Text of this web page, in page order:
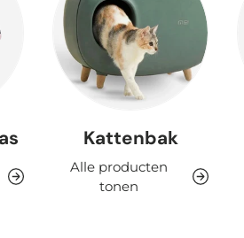
Kattenbak
Alle producten
tonen